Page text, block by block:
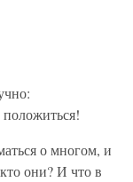
о многом, и
они? И что в